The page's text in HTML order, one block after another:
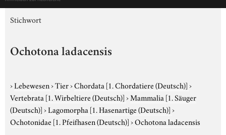
Stichwort
Ochotona ladacensis
›Lebewesen›Tier›Chordata [1. Chordatiere (Deutsch)]›
Vertebrata [1. Wirbeltiere (Deutsch)]›Mammalia [1. Säuger
(Deutsch)]›Lagomorpha [1. Hasenartige (Deutsch)]›
Ochotonidae [1. Pfeifhasen (Deutsch)]›Ochotona ladacensis